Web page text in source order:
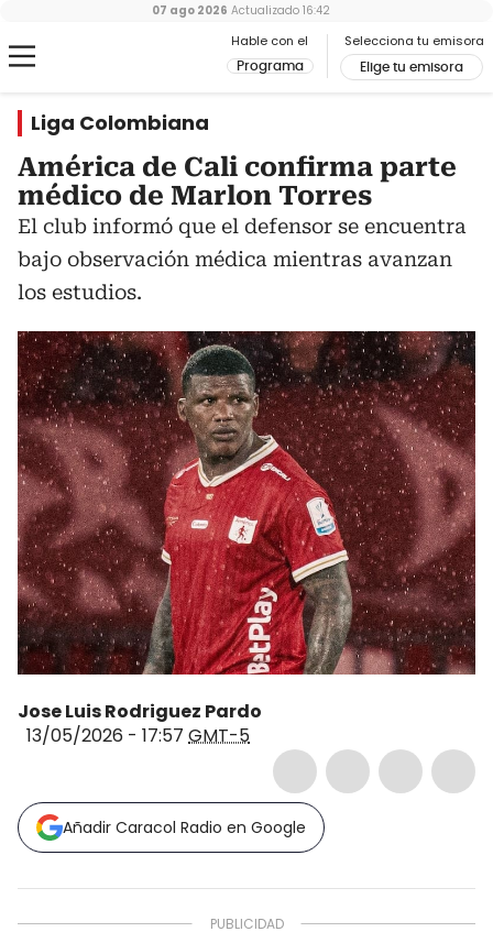
Hable con el
Programa
Selecciona tu emisora
Elige tu emisora
07 ago 2026 Actualizado 16:42
Liga Colombiana
América de Cali confirma parte
médico de Marlon Torres
El club informó que el defensor se encuentra
bajo observación médica mientras avanzan
los estudios.
Jose Luis Rodriguez Pardo
13/05/2026 - 17:57 GMT-5
Añadir Caracol Radio en Google